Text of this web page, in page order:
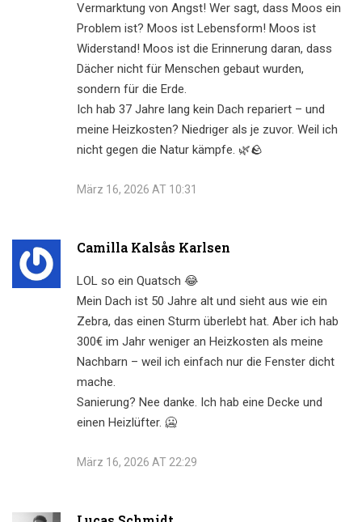
Vermarktung von Angst! Wer sagt, dass Moos ein
Problem ist? Moos ist Lebensform! Moos ist
Widerstand! Moos ist die Erinnerung daran, dass
Dächer nicht für Menschen gebaut wurden,
sondern für die Erde.
Ich hab 37 Jahre lang kein Dach repariert – und
meine Heizkosten? Niedriger als je zuvor. Weil ich
nicht gegen die Natur kämpfe. 🌿🪨
März 16, 2026 AT 10:31
Camilla Kalsås Karlsen
LOL so ein Quatsch 😂
Mein Dach ist 50 Jahre alt und sieht aus wie ein
Zebra, das einen Sturm überlebt hat. Aber ich hab
300€ im Jahr weniger an Heizkosten als meine
Nachbarn – weil ich einfach nur die Fenster dicht
mache.
Sanierung? Nee danke. Ich hab eine Decke und
einen Heizlüfter. 🥶
März 16, 2026 AT 22:29